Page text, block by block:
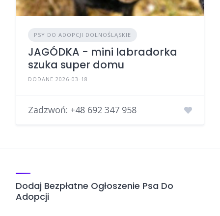
PSY DO ADOPCJI DOLNOŚLĄSKIE
JAGÓDKA - mini labradorka
szuka super domu
DODANE 2026-03-18
Zadzwoń: +48 692 347 958
Dodaj Bezpłatne Ogłoszenie Psa Do
Adopcji